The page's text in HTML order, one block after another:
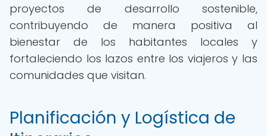
proyectos de desarrollo sostenible,
contribuyendo de manera positiva al
bienestar de los habitantes locales y
fortaleciendo los lazos entre los viajeros y las
comunidades que visitan.
Planificación y Logística de